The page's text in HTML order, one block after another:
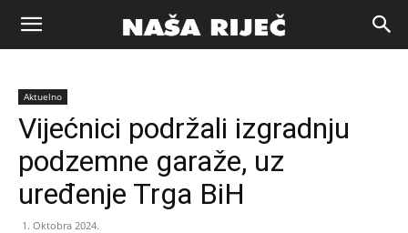
Naša
riječ
Zenica
Aktuelno
Vijećnici podržali izgradnju
podzemne garaže, uz
uređenje Trga BiH
1. Oktobra 2024.